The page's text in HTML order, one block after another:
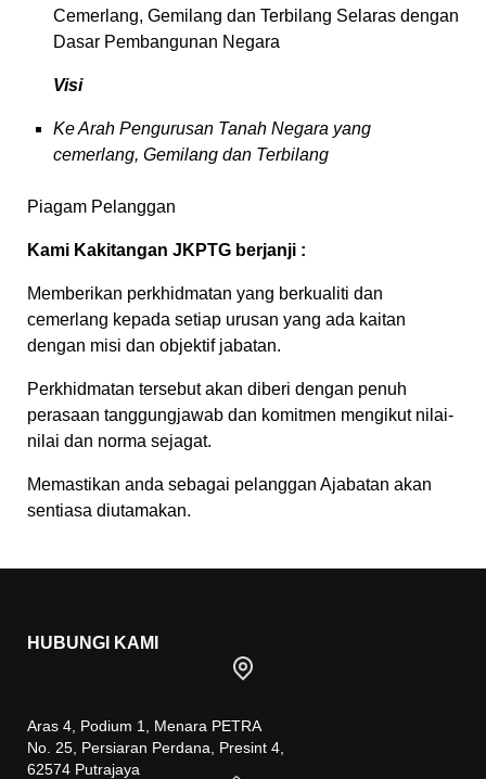
Cemerlang, Gemilang dan Terbilang Selaras dengan
Dasar Pembangunan Negara
Visi
Ke Arah Pengurusan Tanah Negara yang
cemerlang, Gemilang dan Terbilang
Piagam Pelanggan
Kami Kakitangan JKPTG berjanji :
Memberikan perkhidmatan yang berkualiti dan
cemerlang kepada setiap urusan yang ada kaitan
dengan misi dan objektif jabatan.
Perkhidmatan tersebut akan diberi dengan penuh
perasaan tanggungjawab dan komitmen mengikut nilai-
nilai dan norma sejagat.
Memastikan anda sebagai pelanggan Ajabatan akan
sentiasa diutamakan.
HUBUNGI KAMI
Aras 4, Podium 1, Menara PETRA
No. 25, Persiaran Perdana, Presint 4,
62574 Putrajaya